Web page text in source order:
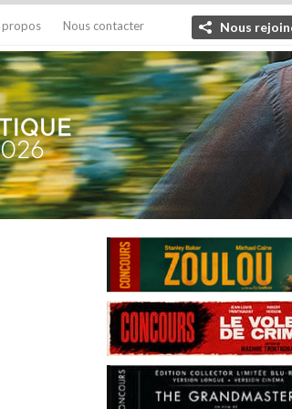
propos Nous contacter Nous